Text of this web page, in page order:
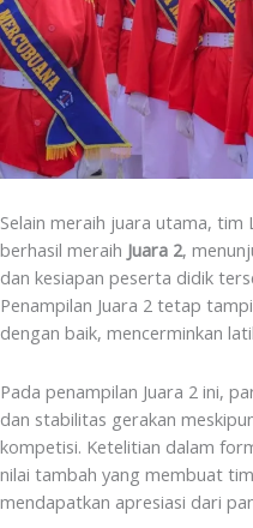
Selain meraih juara utama, tim
berhasil meraih Juara 2,
dan kesiapan peserta didik
Penampilan Juara 2 tetap
dengan baik, mencerminkan
Pada penampilan Juara 2 ini,
dan stabilitas gerakan
kompetisi. Ketelitian dalam
nilai tambah yang membuat
mendapatkan apresiasi dari